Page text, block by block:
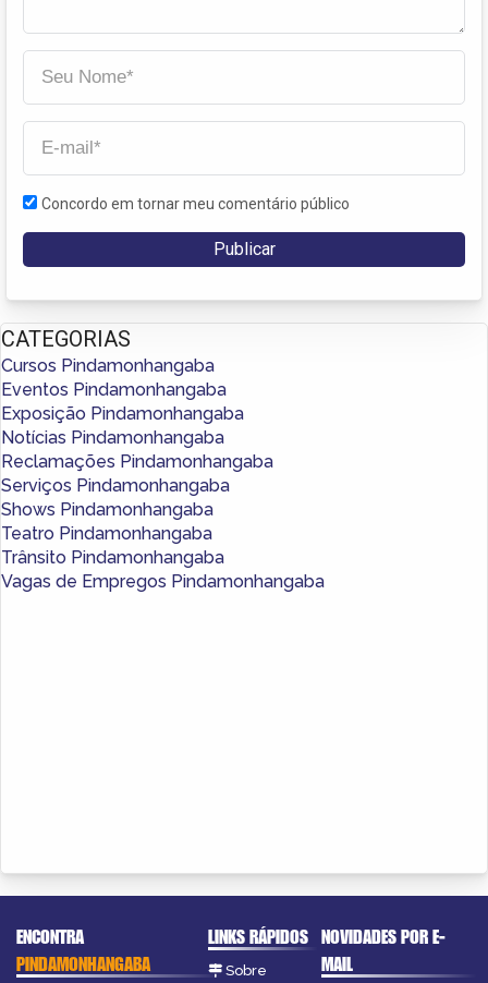
Concordo em tornar meu comentário público
CATEGORIAS
Cursos Pindamonhangaba
Eventos Pindamonhangaba
Exposição Pindamonhangaba
Notícias Pindamonhangaba
Reclamações Pindamonhangaba
Serviços Pindamonhangaba
Shows Pindamonhangaba
Teatro Pindamonhangaba
Trânsito Pindamonhangaba
Vagas de Empregos Pindamonhangaba
ENCONTRA
PINDAMONHANGABA
LINKS RÁPIDOS
Sobre
NOVIDADES POR E-
MAIL